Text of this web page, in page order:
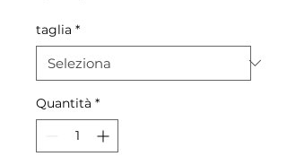
taglia *
Quantità *